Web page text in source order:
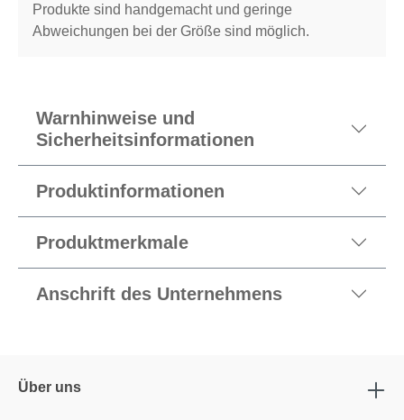
Produkte sind handgemacht und geringe
Abweichungen bei der Größe sind möglich.
Warnhinweise und
Sicherheitsinformationen
Produktinformationen
Produktmerkmale
Anschrift des Unternehmens
Über uns